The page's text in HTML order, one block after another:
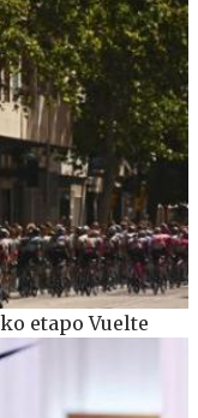
etapo Vuelte